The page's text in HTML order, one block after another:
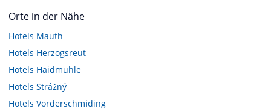
Orte in der Nähe
Hotels Mauth
Hotels Herzogsreut
Hotels Haidmühle
Hotels Strážný
Hotels Vorderschmiding